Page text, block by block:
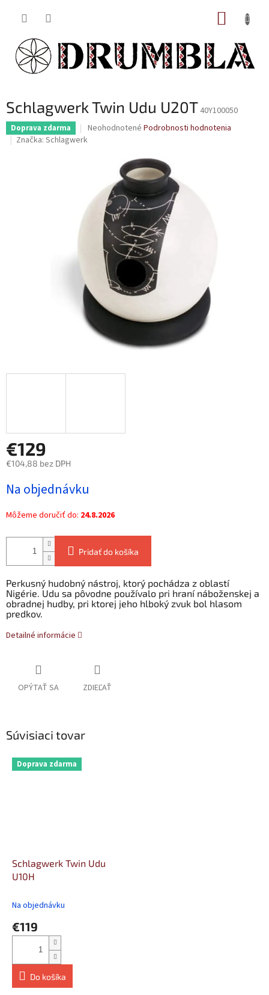
Schlagwerk Twin Udu U20T 40Y100050
Doprava zdarma
Priemerné
hodnotenie
hviezdičiek.
Neohodnotené Podrobnosti hodnotenia
Značka: Schlagwerk
€129
€104,88 bez DPH
cena:
Na objednávku
Môžeme doručiť do: 24.8.2026
Pridať do košíka
Perkusný hudobný nástroj, ktorý pochádza z oblastí
Nigérie. Udu sa pôvodne používalo pri hraní náboženskej a
obradnej hudby, pri ktorej jeho hlboký zvuk bol hlasom
predkov.
Detailné informácie
OPÝTAŤ SA ZDIEĽAŤ
Súvisiaci tovar
Doprava zdarma
Schlagwerk Twin Udu
U10H
Na objednávku
€119
Do košíka